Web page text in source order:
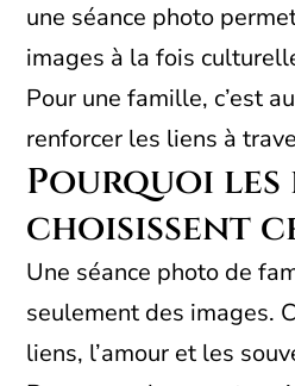
une séance photo
images à la fois
Pour une famille, c’est
renforcer les liens à
Pourquoi les
choisissent
Une séance photo de
seulement des images.
liens, l’amour et les